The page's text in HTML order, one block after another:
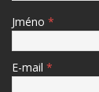
Jméno *
E-mail *